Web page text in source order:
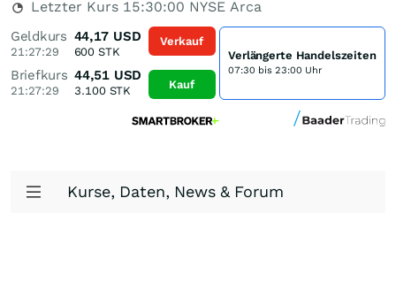
Letzter Kurs 15:30:00 NYSE Arca
Geldkurs
21:27:29
44,17 USD
600 STK
Briefkurs
21:27:29
44,51 USD
3.100STK
Verkauf
Kauf
Verlängerte Handelszeiten
07:30 bis 23:00 Uhr
Kurse, Daten, News & Forum